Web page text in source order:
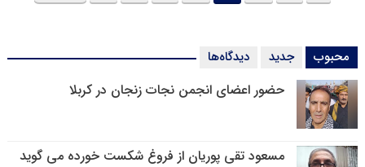
محبوب جدید دیدگاه‌ها
حضور اعضای انجمن نجات زنجان در کربلا
مسعود تقی پوریان از فروغ شکست خورده می گوید